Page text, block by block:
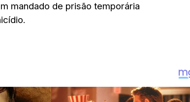
mandado de prisão temporária